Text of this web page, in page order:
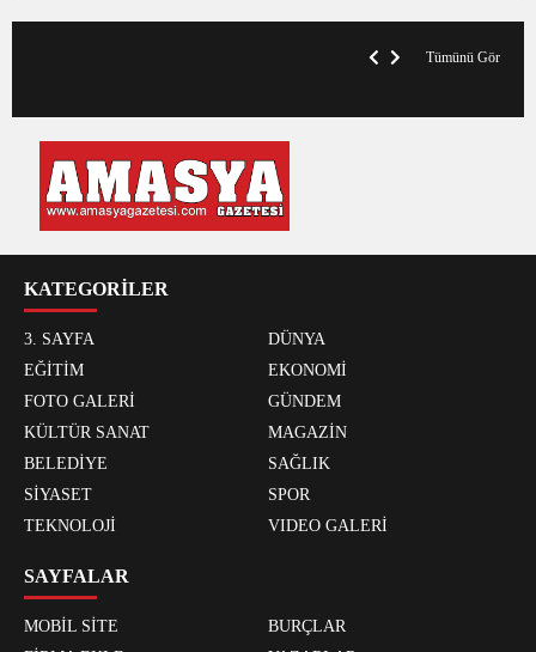
Tümünü Gör
KATEGORİLER
3. SAYFA
DÜNYA
EĞİTİM
EKONOMİ
FOTO GALERİ
GÜNDEM
KÜLTÜR SANAT
MAGAZİN
BELEDİYE
SAĞLIK
SİYASET
SPOR
TEKNOLOJİ
VIDEO GALERİ
SAYFALAR
MOBİL SİTE
BURÇLAR